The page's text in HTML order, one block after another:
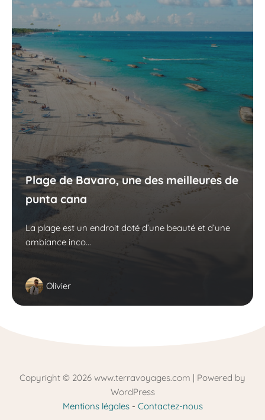
Plage de Bavaro, une des meilleures de
punta cana
La plage est un endroit doté d’une beauté et d’une
ambiance inco...
Olivier
Copyright © 2026 www.terravoyages.com | Powered by
WordPress
Mentions légales- Contactez-nous